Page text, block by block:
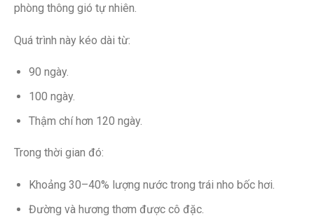
phòng thông gió tự nhiên.
Quá trình này kéo dài từ:
90 ngày.
100 ngày.
Thậm chí hơn 120 ngày.
Trong thời gian đó:
Khoảng 30–40% lượng nước trong trái nho bốc hơi.
Đường và hương thơm được cô đặc.